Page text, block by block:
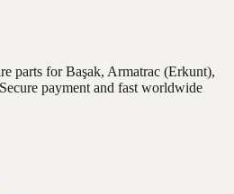
parts for Başak, Armatrac (Erkunt),
payment and fast worldwide